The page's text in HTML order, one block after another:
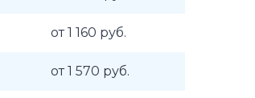
от 1 160 руб.
от 1 570 руб.